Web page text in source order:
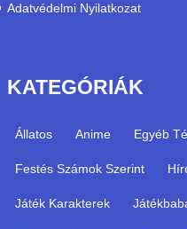
Adatvédelmi Nyilatkozat
KATEGÓRIÁK
Állatos Anime Egyéb
Festés Számok Szerint
Játék Karakterek